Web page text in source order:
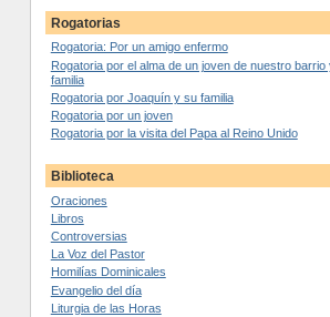
Rogatorias
Rogatoria: Por un amigo enfermo
Rogatoria por el alma de un joven de nuestro barrio
familia
Rogatoria por Joaquín y su familia
Rogatoria por un joven
Rogatoria por la visita del Papa al Reino Unido
Biblioteca
Oraciones
Libros
Controversias
La Voz del Pastor
Homilías Dominicales
Evangelio del día
Liturgia de las Horas